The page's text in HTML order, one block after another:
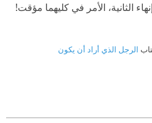
الثانية، الأمر في كليهما مؤقت!
الرجل الذي أراد أن يكون